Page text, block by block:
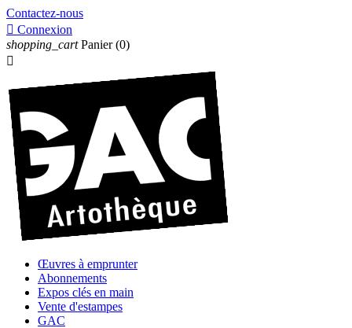
Contactez-nous
 Connexion
shopping_cart Panier (0)

Œuvres à emprunter
Abonnements
Expos clés en main
Vente d'estampes
GAC